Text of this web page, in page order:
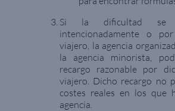
Si la dificultad se
intencionadamente o
viajero, la agencia
la agencia minorista,
recargo razonable por
viajero. Dicho recargo no
costes reales en los que
agencia.